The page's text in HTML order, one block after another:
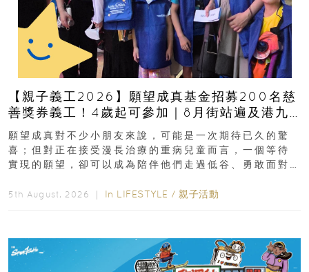
【親子義工2026】願望成真基金招募200名慈
善獎券義工！4歲起可參加｜8月街站遍及港九
新界
願望成真對不少小朋友來說，可能是一次期待已久的驚
喜；但對正在接受漫長治療的重病兒童而言，一個等待
實現的願望，卻可以成為陪伴他們走過低谷、勇敢面對
5th August, 2026 ｜ In LIFESTYLE / 親子活動